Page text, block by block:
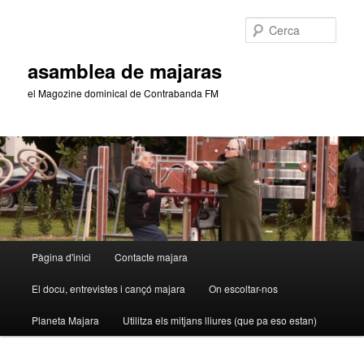
asamblea de majaras
el Magozine dominical de Contrabanda FM
principal
Pàgina d'inici Contacte majara
El docu, entrevistes i cançó majara On escoltar-nos
Planeta Majara Utilitza els mitjans lliures (que pa eso estan)